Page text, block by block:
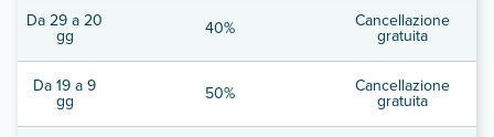
Da 29 a 20
gg 40% Cancellazione
gratuita
Da 19 a 9
gg 50% Cancellazione
gratuita